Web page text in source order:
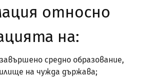
относно
на:
средно образование,
на чужда държава;